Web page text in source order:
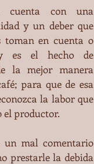
cuenta con una
y un deber que
toman en cuenta o
y es el hecho de
la mejor manera
para que de esa
la labor que
el productor.
un mal comentario
prestarle la debida